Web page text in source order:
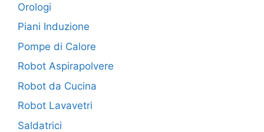
Orologi
Piani Induzione
Pompe di Calore
Robot Aspirapolvere
Robot da Cucina
Robot Lavavetri
Saldatrici